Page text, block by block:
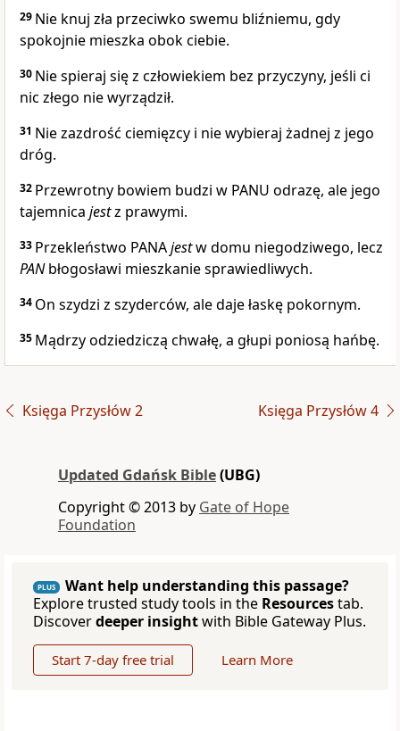
29 Nie knuj zła przeciwko swemu bliźniemu, gdy
spokojnie mieszka obok ciebie.
30 Nie spieraj się z człowiekiem bez przyczyny, jeśli ci
nic złego nie wyrządził.
31 Nie zazdrość ciemięzcy i nie wybieraj żadnej z jego
dróg.
32 Przewrotny bowiem budzi w PANU odrazę, ale jego
tajemnica jestz prawymi.
33 Przekleństwo PANAjestw domu niegodziwego, lecz
PANbłogosławi mieszkanie sprawiedliwych.
34 On szydzi z szyderców, ale daje łaskę pokornym.
35 Mądrzy odziedziczą chwałę, a głupi poniosą hańbę.
Księga Przysłów 2 Księga Przysłów 4
Updated Gdańsk Bible(UBG)
Copyright © 2013 by Gate of Hope
Foundation
PLUS
Want help understanding this passage?
Explore trusted study tools in the Resourcestab.
Discoverdeeper insightwith Bible Gateway Plus.
Start 7-day free trial Learn More